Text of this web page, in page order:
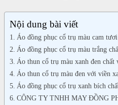
Nội dung bài viết
Áo đồng phục cổ trụ màu cam
Áo đồng phục cổ trụ màu trắng
Áo thun cổ trụ màu xanh đen chất
Áo thun cổ trụ màu đen với viền
Áo đồng phục cổ trụ xanh bích
CÔNG TY TNHH MAY ĐỒNG